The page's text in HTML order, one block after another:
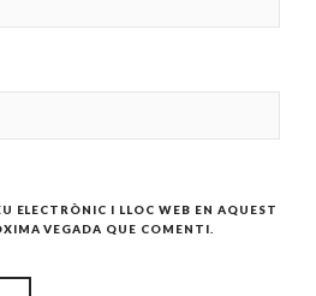
ELECTRÒNIC I LLOC WEB EN AQUEST
VEGADA QUE COMENTI.